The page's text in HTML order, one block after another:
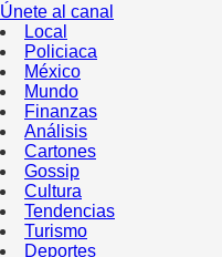
Únete al canal
Local
Policiaca
México
Mundo
Finanzas
Análisis
Cartones
Gossip
Cultura
Tendencias
Turismo
Deportes